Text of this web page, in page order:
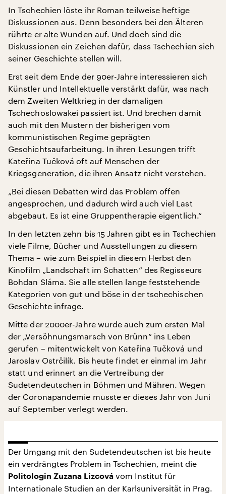
In Tschechien löste ihr Roman teilweise heftige
Diskussionen aus. Denn besonders bei den Älteren
rührte er alte Wunden auf. Und doch sind die
Diskussionen ein Zeichen dafür, dass Tschechien sich
seiner Geschichte stellen will.
Erst seit dem Ende der 90er-Jahre interessieren sich
Künstler und Intellektuelle verstärkt dafür, was nach
dem Zweiten Weltkrieg in der damaligen
Tschechoslowakei passiert ist. Und brechen damit
auch mit den Mustern der bisherigen vom
kommunistischen Regime geprägten
Geschichtsaufarbeitung. In ihren Lesungen trifft
Kateřina Tučková oft auf Menschen der
Kriegsgeneration, die ihren Ansatz nicht verstehen.
„Bei diesen Debatten wird das Problem offen
angesprochen, und dadurch wird auch viel Last
abgebaut. Es ist eine Gruppentherapie eigentlich.“
In den letzten zehn bis 15 Jahren gibt es in Tschechien
viele Filme, Bücher und Ausstellungen zu diesem
Thema – wie zum Beispiel in diesem Herbst den
Kinofilm „Landschaft im Schatten“ des Regisseurs
Bohdan Sláma. Sie alle stellen lange feststehende
Kategorien von gut und böse in der tschechischen
Geschichte infrage.
Mitte der 2000er-Jahre wurde auch zum ersten Mal
der „Versöhnungsmarsch von Brünn“ ins Leben
gerufen – mitentwickelt von Kateřina Tučková und
Jaroslav Ostrčilík. Bis heute findet er einmal im Jahr
statt und erinnert an die Vertreibung der
Sudetendeutschen in Böhmen und Mähren. Wegen
der Coronapandemie musste er dieses Jahr von Juni
auf September verlegt werden.
Der Umgang mit den Sudetendeutschen ist bis heute
ein verdrängtes Problem in Tschechien, meint die
Politologin Zuzana Lizcová vom Institut für
Internationale Studien an der Karlsuniversität in Prag.